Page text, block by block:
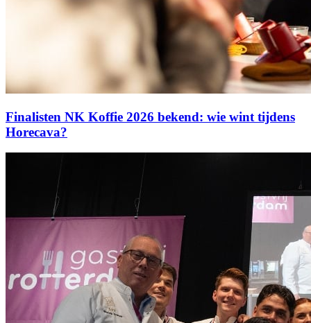
Finalisten NK Koffie 2026 bekend: wie wint tijdens
Horecava?